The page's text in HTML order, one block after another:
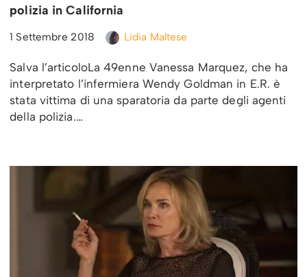
polizia in California
1 Settembre 2018 Lidia Maltese
Salva l’articoloLa 49enne Vanessa Marquez, che ha
interpretato l’infermiera Wendy Goldman in E.R. è
stata vittima di una sparatoria da parte degli agenti
della polizia.…